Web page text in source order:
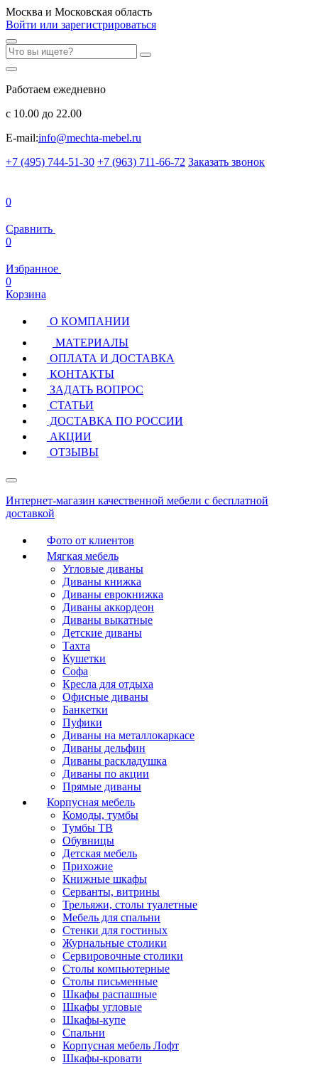
Москва и Московская область
Войти или зарегистрироваться
Работаем ежедневно
с 10.00 до 22.00
E-mail:info@mechta-mebel.ru
+7 (495) 744-51-30 +7 (963) 711-66-72 Заказать звонок
0
Сравнить
0
Избранное
0
Корзина
О КОМПАНИИ
МАТЕРИАЛЫ
ОПЛАТА И ДОСТАВКА
КОНТАКТЫ
ЗАДАТЬ ВОПРОС
СТАТЬИ
ДОСТАВКА ПО РОССИИ
АКЦИИ
ОТЗЫВЫ
Интернет-магазин качественной мебели с бесплатной
доставкой
Фото от клиентов
Мягкая мебель
Угловые диваны
Диваны книжка
Диваны еврокнижка
Диваны аккордеон
Диваны выкатные
Детские диваны
Тахта
Кушетки
Софа
Кресла для отдыха
Офисные диваны
Банкетки
Пуфики
Диваны на металлокаркасе
Диваны дельфин
Диваны раскладушка
Диваны по акции
Прямые диваны
Корпусная мебель
Комоды, тумбы
Тумбы ТВ
Обувницы
Детская мебель
Прихожие
Книжные шкафы
Серванты, витрины
Трельяжи, столы туалетные
Мебель для спальни
Стенки для гостиных
Журнальные столики
Сервировочные столики
Столы компьютерные
Столы письменные
Шкафы распашные
Шкафы угловые
Шкафы-купе
Спальни
Корпусная мебель Лофт
Шкафы-кровати